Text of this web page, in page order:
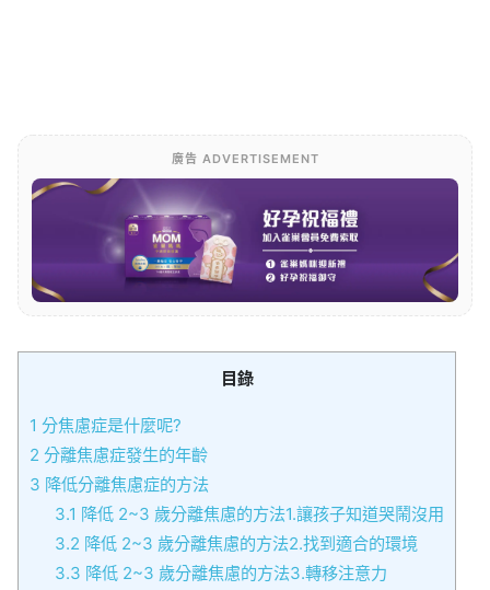
廣告 ADVERTISEMENT
目錄
1 分焦慮症是什麼呢?
2 分離焦慮症發生的年齡
3 降低分離焦慮症的方法
3.1 降低 2~3 歲分離焦慮的方法1.讓孩子知道哭鬧沒用
3.2 降低 2~3 歲分離焦慮的方法2.找到適合的環境
3.3 降低 2~3 歲分離焦慮的方法3.轉移注意力